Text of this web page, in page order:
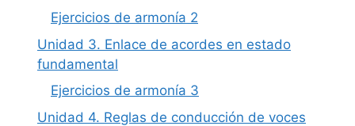
Ejercicios de armonía 2
Unidad 3. Enlace de acordes en estado
fundamental
Ejercicios de armonía 3
Unidad 4. Reglas de conducción de voces